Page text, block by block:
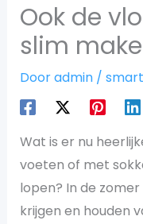
Ook de
slim
Dooradmin /
Wat is er nu
voeten of met
lopen? In de
krijgen en houden